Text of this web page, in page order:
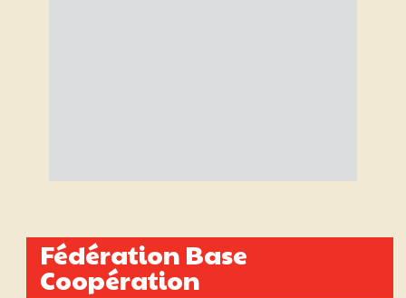
Fédération Base
Coopération